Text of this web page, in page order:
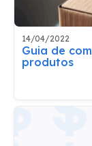
14/04/2022
Guia de
produtos